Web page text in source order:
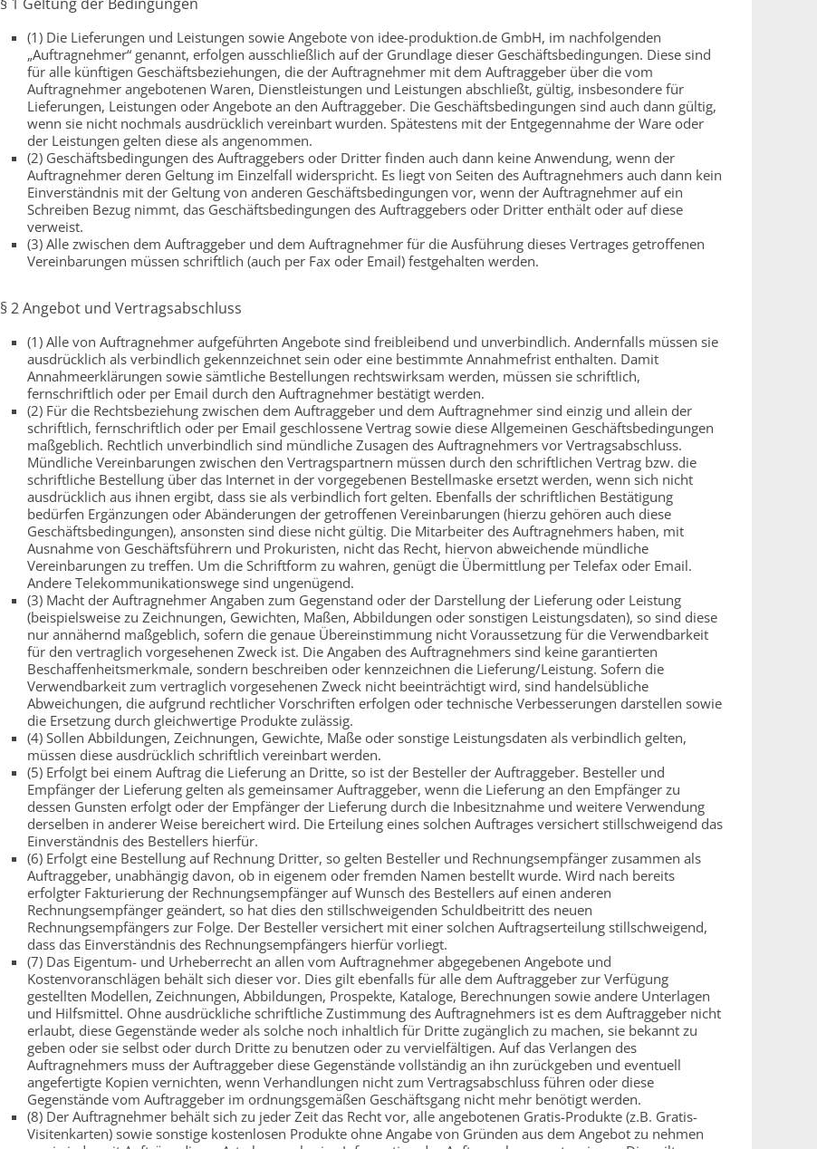
(1) Die Lieferungen und Leistungen sowie Angebote von idee-produktion.de GmbH, im nachfolgenden
„Auftragnehmer“ genannt, erfolgen ausschließlich auf der Grundlage dieser Geschäftsbedingungen. Diese sind
für alle künftigen Geschäftsbeziehungen, die der Auftragnehmer mit dem Auftraggeber über die vom
Auftragnehmer angebotenen Waren, Dienstleistungen und Leistungen abschließt, gültig, insbesondere für
Lieferungen, Leistungen oder Angebote an den Auftraggeber. Die Geschäftsbedingungen sind auch dann gültig,
wenn sie nicht nochmals ausdrücklich vereinbart wurden. Spätestens mit der Entgegennahme der Ware oder
der Leistungen gelten diese als angenommen.
(2) Geschäftsbedingungen des Auftraggebers oder Dritter finden auch dann keine Anwendung, wenn der
Auftragnehmer deren Geltung im Einzelfall widerspricht. Es liegt von Seiten des Auftragnehmers auch dann kein
Einverständnis mit der Geltung von anderen Geschäftsbedingungen vor, wenn der Auftragnehmer auf ein
Schreiben Bezug nimmt, das Geschäftsbedingungen des Auftraggebers oder Dritter enthält oder auf diese
verweist.
(3) Alle zwischen dem Auftraggeber und dem Auftragnehmer für die Ausführung dieses Vertrages getroffenen
Vereinbarungen müssen schriftlich (auch per Fax oder Email) festgehalten werden.
§ 2 Angebot und Vertragsabschluss
(1) Alle von Auftragnehmer aufgeführten Angebote sind freibleibend und unverbindlich. Andernfalls müssen sie
ausdrücklich als verbindlich gekennzeichnet sein oder eine bestimmte Annahmefrist enthalten. Damit
Annahmeerklärungen sowie sämtliche Bestellungen rechtswirksam werden, müssen sie schriftlich,
fernschriftlich oder per Email durch den Auftragnehmer bestätigt werden.
(2) Für die Rechtsbeziehung zwischen dem Auftraggeber und dem Auftragnehmer sind einzig und allein der
schriftlich, fernschriftlich oder per Email geschlossene Vertrag sowie diese Allgemeinen Geschäftsbedingungen
maßgeblich. Rechtlich unverbindlich sind mündliche Zusagen des Auftragnehmers vor Vertragsabschluss.
Mündliche Vereinbarungen zwischen den Vertragspartnern müssen durch den schriftlichen Vertrag bzw. die
schriftliche Bestellung über das Internet in der vorgegebenen Bestellmaske ersetzt werden, wenn sich nicht
ausdrücklich aus ihnen ergibt, dass sie als verbindlich fort gelten. Ebenfalls der schriftlichen Bestätigung
bedürfen Ergänzungen oder Abänderungen der getroffenen Vereinbarungen (hierzu gehören auch diese
Geschäftsbedingungen), ansonsten sind diese nicht gültig. Die Mitarbeiter des Auftragnehmers haben, mit
Ausnahme von Geschäftsführern und Prokuristen, nicht das Recht, hiervon abweichende mündliche
Vereinbarungen zu treffen. Um die Schriftform zu wahren, genügt die Übermittlung per Telefax oder Email.
Andere Telekommunikationswege sind ungenügend.
(3) Macht der Auftragnehmer Angaben zum Gegenstand oder der Darstellung der Lieferung oder Leistung
(beispielsweise zu Zeichnungen, Gewichten, Maßen, Abbildungen oder sonstigen Leistungsdaten), so sind diese
nur annähernd maßgeblich, sofern die genaue Übereinstimmung nicht Voraussetzung für die Verwendbarkeit
für den vertraglich vorgesehenen Zweck ist. Die Angaben des Auftragnehmers sind keine garantierten
Beschaffenheitsmerkmale, sondern beschreiben oder kennzeichnen die Lieferung/Leistung. Sofern die
Verwendbarkeit zum vertraglich vorgesehenen Zweck nicht beeinträchtigt wird, sind handelsübliche
Abweichungen, die aufgrund rechtlicher Vorschriften erfolgen oder technische Verbesserungen darstellen sowie
die Ersetzung durch gleichwertige Produkte zulässig.
(4) Sollen Abbildungen, Zeichnungen, Gewichte, Maße oder sonstige Leistungsdaten als verbindlich gelten,
müssen diese ausdrücklich schriftlich vereinbart werden.
(5) Erfolgt bei einem Auftrag die Lieferung an Dritte, so ist der Besteller der Auftraggeber. Besteller und
Empfänger der Lieferung gelten als gemeinsamer Auftraggeber, wenn die Lieferung an den Empfänger zu
dessen Gunsten erfolgt oder der Empfänger der Lieferung durch die Inbesitznahme und weitere Verwendung
derselben in anderer Weise bereichert wird. Die Erteilung eines solchen Auftrages versichert stillschweigend das
Einverständnis des Bestellers hierfür.
(6) Erfolgt eine Bestellung auf Rechnung Dritter, so gelten Besteller und Rechnungsempfänger zusammen als
Auftraggeber, unabhängig davon, ob in eigenem oder fremden Namen bestellt wurde. Wird nach bereits
erfolgter Fakturierung der Rechnungsempfänger auf Wunsch des Bestellers auf einen anderen
Rechnungsempfänger geändert, so hat dies den stillschweigenden Schuldbeitritt des neuen
Rechnungsempfängers zur Folge. Der Besteller versichert mit einer solchen Auftragserteilung stillschweigend,
dass das Einverständnis des Rechnungsempfängers hierfür vorliegt.
(7) Das Eigentum- und Urheberrecht an allen vom Auftragnehmer abgegebenen Angebote und
Kostenvoranschlägen behält sich dieser vor. Dies gilt ebenfalls für alle dem Auftraggeber zur Verfügung
gestellten Modellen, Zeichnungen, Abbildungen, Prospekte, Kataloge, Berechnungen sowie andere Unterlagen
und Hilfsmittel. Ohne ausdrückliche schriftliche Zustimmung des Auftragnehmers ist es dem Auftraggeber nicht
erlaubt, diese Gegenstände weder als solche noch inhaltlich für Dritte zugänglich zu machen, sie bekannt zu
geben oder sie selbst oder durch Dritte zu benutzen oder zu vervielfältigen. Auf das Verlangen des
Auftragnehmers muss der Auftraggeber diese Gegenstände vollständig an ihn zurückgeben und eventuell
angefertigte Kopien vernichten, wenn Verhandlungen nicht zum Vertragsabschluss führen oder diese
Gegenstände vom Auftraggeber im ordnungsgemäßen Geschäftsgang nicht mehr benötigt werden.
(8) Der Auftragnehmer behält sich zu jeder Zeit das Recht vor, alle angebotenen Gratis-Produkte (z.B. Gratis-
Visitenkarten) sowie sonstige kostenlosen Produkte ohne Angabe von Gründen aus dem Angebot zu nehmen